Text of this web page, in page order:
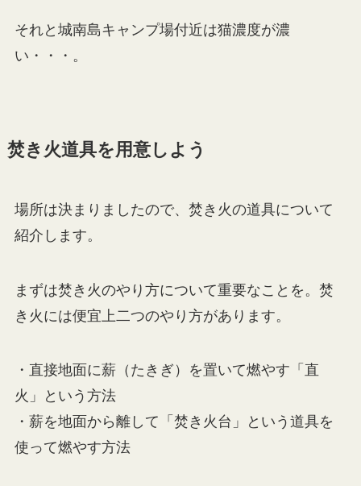
それと城南島キャンプ場付近は猫濃度が濃
い・・・。
焚き火道具を用意しよう
場所は決まりましたので、焚き火の道具について
紹介します。
まずは焚き火のやり方について重要なことを。焚
き火には便宜上二つのやり方があります。
・直接地面に薪（たきぎ）を置いて燃やす「直
火」という方法
・薪を地面から離して「焚き火台」という道具を
使って燃やす方法